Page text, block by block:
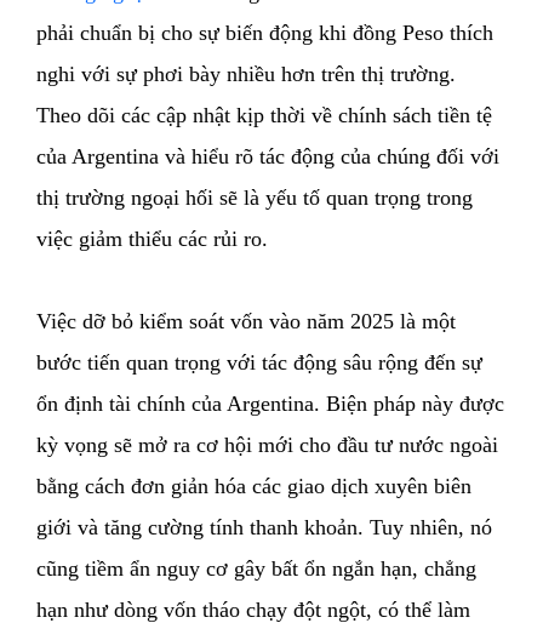
phải chuẩn bị cho sự biến động khi đồng Peso thích
nghi với sự phơi bày nhiều hơn trên thị trường.
Theo dõi các cập nhật kịp thời về chính sách tiền tệ
của Argentina và hiểu rõ tác động của chúng đối với
thị trường ngoại hối sẽ là yếu tố quan trọng trong
việc giảm thiểu các rủi ro.
Việc dỡ bỏ kiểm soát vốn vào năm 2025 là một
bước tiến quan trọng với tác động sâu rộng đến sự
ổn định tài chính của Argentina. Biện pháp này được
kỳ vọng sẽ mở ra cơ hội mới cho đầu tư nước ngoài
bằng cách đơn giản hóa các giao dịch xuyên biên
giới và tăng cường tính thanh khoản. Tuy nhiên, nó
cũng tiềm ẩn nguy cơ gây bất ổn ngắn hạn, chẳng
hạn như dòng vốn tháo chạy đột ngột, có thể làm